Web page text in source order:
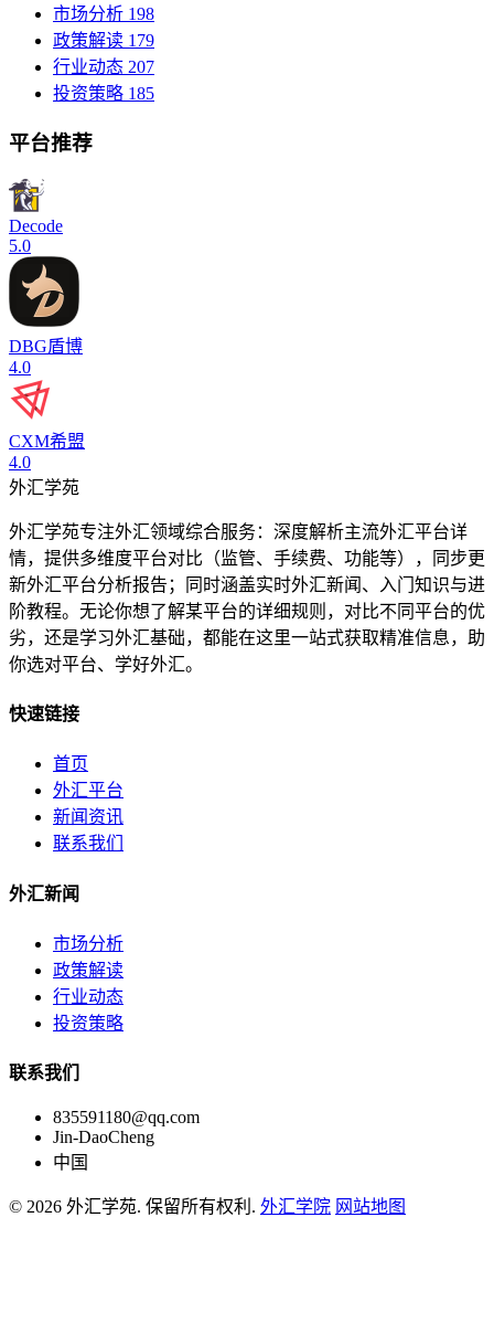
市场分析 198
政策解读 179
行业动态 207
投资策略 185
平台推荐
Decode
5.0
DBG盾博
4.0
CXM希盟
4.0
外汇学苑
外汇学苑专注外汇领域综合服务：深度解析主流外汇平台详
情，提供多维度平台对比（监管、手续费、功能等），同步更
新外汇平台分析报告；同时涵盖实时外汇新闻、入门知识与进
阶教程。无论你想了解某平台的详细规则，对比不同平台的优
劣，还是学习外汇基础，都能在这里一站式获取精准信息，助
你选对平台、学好外汇。
快速链接
首页
外汇平台
新闻资讯
联系我们
外汇新闻
市场分析
政策解读
行业动态
投资策略
联系我们
835591180@qq.com
Jin-DaoCheng
中国
© 2026 外汇学苑. 保留所有权利. 外汇学院 网站地图